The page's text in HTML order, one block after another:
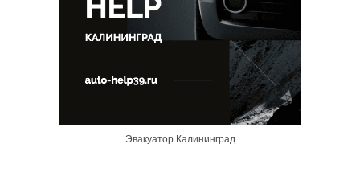
Эвакуатор Калининград